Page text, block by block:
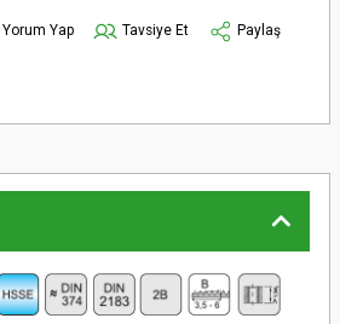
Yorum Yap Tavsiye Et
Paylaş